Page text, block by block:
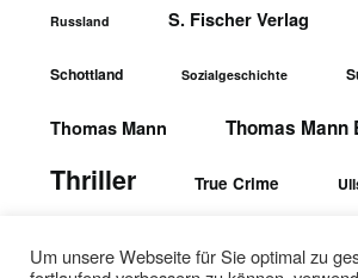
Russland S. Fischer Verlag
Schottland Sozialgeschichte
Thomas Mann Thomas Mann
Thriller True Crime
Um unsere Webseite für Sie optimal zu